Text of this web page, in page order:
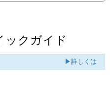
ックガイド
▶詳しくは